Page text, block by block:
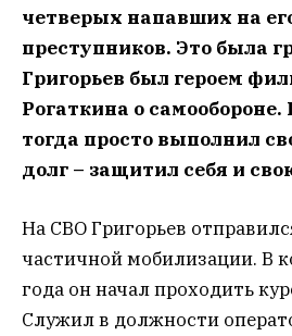
четверых напавших на
преступников. Это была
Григорьев был героем
Рогаткина о самообороне.
тогда просто выполнил
долг – защитил себя и
На СВО Григорьев
частичной мобилизации. В
года он начал проходить
Служил в должности